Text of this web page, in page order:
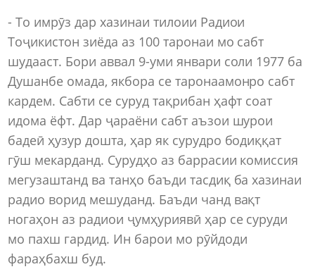
- То имрӯз дар хазинаи тилоии Радиои
Тоҷикистон зиёда аз 100 таронаи мо сабт
шудааст. Бори аввал 9-уми январи соли 1977 ба
Душанбе омада, якбора се таронаамонро сабт
кардем. Сабти се суруд тақрибан ҳафт соат
идома ёфт. Дар ҷараёни сабт аъзои шурои
бадеӣ ҳузур дошта, ҳар як сурудро бодиққат
гӯш мекарданд. Сурудҳо аз баррасии комиссия
мегузаштанд ва танҳо баъди тасдиқ ба хазинаи
радио ворид мешуданд. Баъди чанд вақт
ногаҳон аз радиои ҷумҳуриявӣ ҳар се суруди
мо пахш гардид. Ин барои мо рӯйдоди
фараҳбахш буд.